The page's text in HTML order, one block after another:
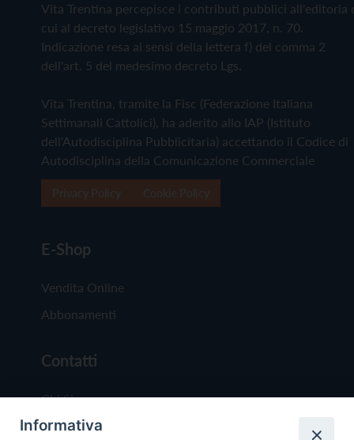
Vita Trentina percepisce i contributi pubblici all'editoria
cui al decreto legislativo 15 maggio 2017, n. 70.
Indicazione resa ai sensi della lettera f) del comma 2
dell'art. 5 del medesimo decreto Lgs.
Vita Trentina, tramite la Fisc (Federazione Italiana
Settimanali Cattolici), ha aderito allo IAP (Istituto
dell'Autodisciplina Pubblicitaria) accettando il Codice di
Autodisciplina della Comunicazione Commerciale
E-Shop
Vendita Online
Abbonamenti
Contatti
Chi Siamo
Redazione
Informativa